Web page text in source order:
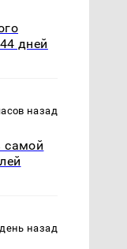
дней
назад
самой
день назад